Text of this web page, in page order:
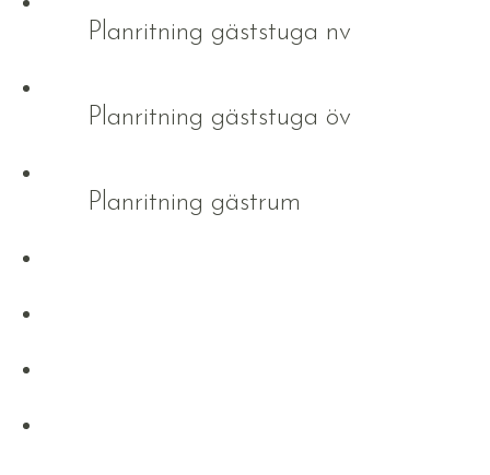
Planritning gäststuga nv
Planritning gäststuga öv
Planritning gästrum